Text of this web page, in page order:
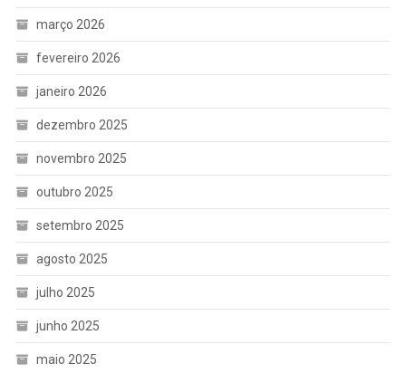
março 2026
fevereiro 2026
janeiro 2026
dezembro 2025
novembro 2025
outubro 2025
setembro 2025
agosto 2025
julho 2025
junho 2025
maio 2025